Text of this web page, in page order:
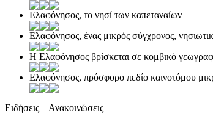
Ελαφόνησος, το νησί των καπεταναίων
Ελαφόνησος, ένας μικρός σύγχρονος,
Η Ελαφόνησος βρίσκεται σε κομβικό
Ελαφόνησος, πρόσφορο πεδίο καινοτόμου
Ειδήσεις – Ανακοινώσεις